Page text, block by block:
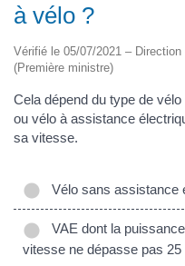
à vélo ?
Vérifié le 05/07/2021 –
(Première ministre)
Cela dépend du type de
ou vélo à assistance
sa vitesse.
Vélo sans assistance
VAE dont la
vitesse ne dépasse pas